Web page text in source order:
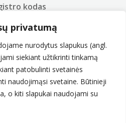
privatumą
nurodytus slapukus (angl.
siekiant užtikrinti tinkamą
patobulinti svetainės
naudojimąsi svetaine. Būtinieji
o kiti slapukai naudojami su
kodas